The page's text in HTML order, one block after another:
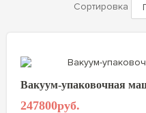
Сортировка
Вакуум-упаковочная
247800руб.